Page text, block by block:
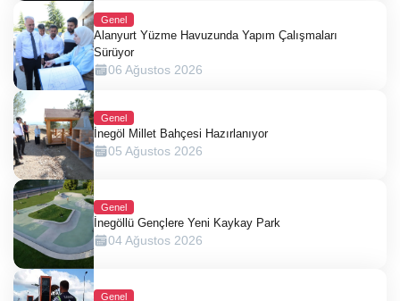
Genel
Alanyurt Yüzme Havuzunda Yapım Çalışmaları
Sürüyor
06 Ağustos 2026
Genel
İnegöl Millet Bahçesi Hazırlanıyor
05 Ağustos 2026
Genel
İnegöllü Gençlere Yeni Kaykay Park
04 Ağustos 2026
Genel